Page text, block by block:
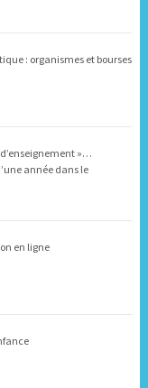
: organismes et bourses
»…
année dans le
en ligne